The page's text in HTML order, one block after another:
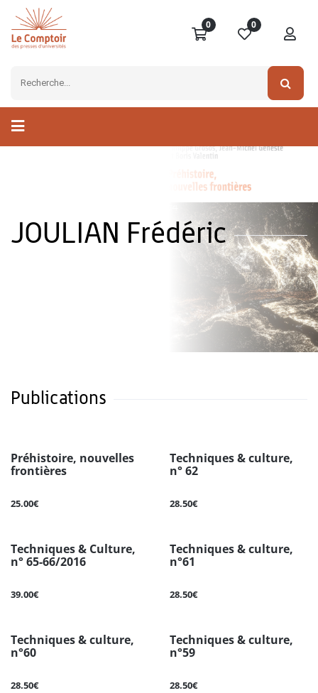
0 0
JOULIAN Frédéric
Publications
Préhistoire, nouvelles
frontières
25.00€
Techniques & culture,
n° 62
28.50€
Techniques & Culture,
n° 65-66/2016
39.00€
Techniques & culture,
n°61
28.50€
Techniques & culture,
n°60
28.50€
Techniques & culture,
n°59
28.50€